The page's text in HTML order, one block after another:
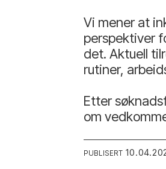
Vi mener at
perspektiver
det. Aktuell
rutiner,
Etter
om
PUBLISERT